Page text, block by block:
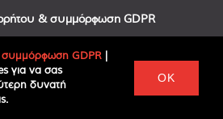
& συμμόρφωση GDPR
FacebookTwitter
συμμόρφωση GDPR |
για να σας
δυνατή
OK